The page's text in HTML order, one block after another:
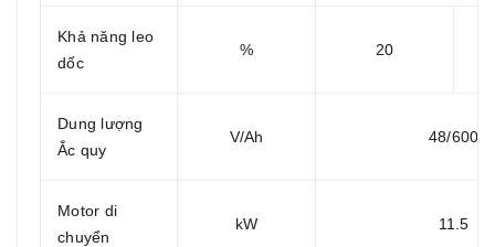
Khả năng leo
dốc
% 20
Dung lượng
Ắc quy
V/Ah 48/600
Motor di
chuyển
kW 11.5